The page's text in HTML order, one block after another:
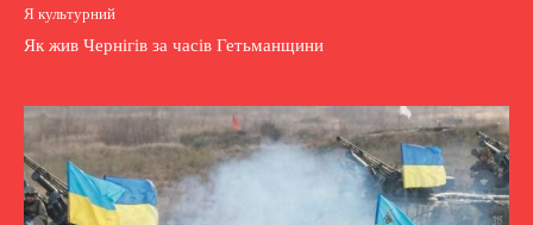
Я культурний
Як жив Чернігів за часів Гетьманщини